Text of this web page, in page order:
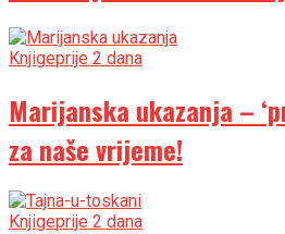
Knjigeprije 2 dana
Marijanska ukazanja –
za naše vrijeme!
Knjigeprije 2 dana